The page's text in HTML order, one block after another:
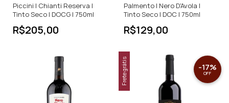
Piccini | Chianti Reserva |
Tinto Seco | DOCG | 750ml
R$205,00
Palmento | Nero D'Avola |
Tinto Seco | DOC | 750ml
R$129,00
Frete grátis -17%
OFF